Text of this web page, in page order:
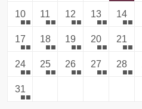
10 11 12 13 14
17 18 19 20 21
24 25 26 27 28
31